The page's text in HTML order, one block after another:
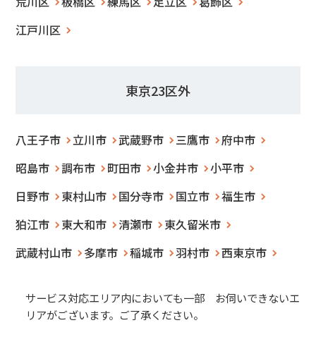
江戸川区
東京23区外
八王子市 立川市 武蔵野市 三鷹市
府中市
昭島市
調布市 町田市 小金井市
小平市
日野市
東村山市 国分寺市 国立市
福生市
狛江市
東大和市 清瀬市
東久留米市
武蔵村山市
多摩市 稲城市 羽村市 西東京市
サービス対応エリア内においても一部 お伺いできないエ
リアがございます。ご了承ください。